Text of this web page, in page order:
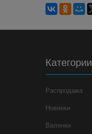
Категории
Распродажа
Новинки
Валенки